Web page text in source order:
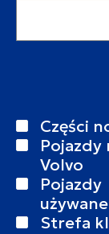
Części
Pojazdy
Volvo
Pojazdy
używane
Strefa